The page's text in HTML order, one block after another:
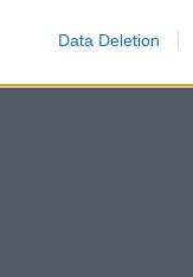
Data Deletion